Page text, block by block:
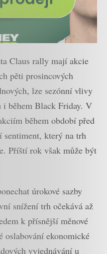
Claus rally mají akcie
pěti prosincových
lze sezónní vlivy
i během Black Friday. V
během období před
sentiment, který na trh
Příští rok však může být
úrokové sazby
snížení trh očekává až
k přísnější měnové
oslabování ekonomické
vyjednávání u